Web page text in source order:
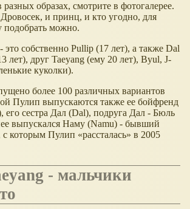
образах, смотрите в фотогалерее.
и принц, и кто угодно, для
можно.
собственно Pullip (17 лет), а также Dal
лет), друг Taeyang (ему 20 лет), Byul, J-
куколки).
более 100 различных вариантов
Пулип выпускаются также ее бойфренд
его сестра Дал (Dal), подруга Дал - Бюль
выпускался Наму (Namu) - бывший
которым Пулип
рассталась
в 2005